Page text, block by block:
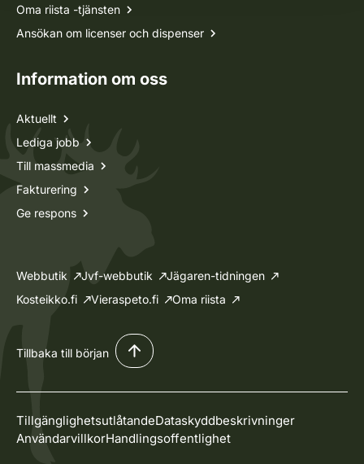
Oma riista -tjänsten
Ansökan om licenser och dispenser
Information om oss
Aktuellt
Lediga jobb
Till massmedia
Fakturering
Ge respons
Webbutik Jvf-webbutik
Jägaren-tidningen
Kosteikko.fi
Vieraspeto.fi Oma riista
Tillbaka till början
TillgänglighetsutlåtandeDataskyddbeskrivninger
AnvändarvillkorHandlingsoffentlighet